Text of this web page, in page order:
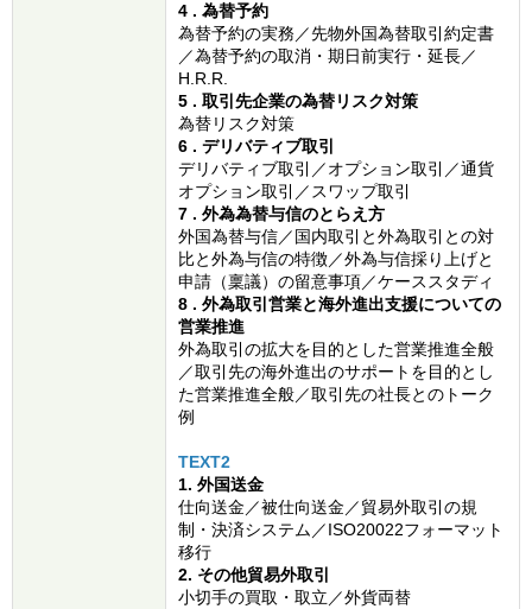
4 . 為替予約
為替予約の実務／先物外国為替取引約定書
／為替予約の取消・期日前実行・延長／
H.R.R.
5 . 取引先企業の為替リスク対策
為替リスク対策
6 . デリバティブ取引
デリバティブ取引／オプション取引／通貨
オプション取引／スワップ取引
7 . 外為為替与信のとらえ方
外国為替与信／国内取引と外為取引との対
比と外為与信の特徴／外為与信採り上げと
申請（稟議）の留意事項／ケーススタディ
8 . 外為取引営業と海外進出支援についての
営業推進
外為取引の拡大を目的とした営業推進全般
／取引先の海外進出のサポートを目的とし
た営業推進全般／取引先の社長とのトーク
例
TEXT2
1. 外国送金
仕向送金／被仕向送金／貿易外取引の規
制・決済システム／ISO20022フォーマット
移行
2. その他貿易外取引
小切手の買取・取立／外貨両替